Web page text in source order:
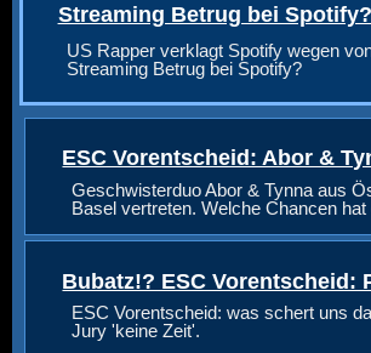
Streaming Betrug bei
US Rapper verklagt Spotify wegen
Streaming Betrug bei Spotify?
ESC Vorentscheid: Abor &
Geschwisterduo Abor & Tynna aus
Basel vertreten. Welche Chancen
Bubatz!? ESC Vorentscheid:
ESC Vorentscheid: was schert uns
Jury 'keine Zeit'.